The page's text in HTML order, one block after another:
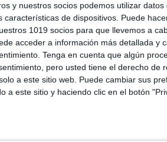
y nuestros socios podemos utilizar datos
de dispositivos. Puede
1019 socios para que llevemos a
acceder a información más detallada y
Tenga en cuenta que algún
pero usted tiene el derecho de
a este sitio web. Puede cambiar sus
a este sitio y haciendo clic en el botón
y la capacidad para
Clásica
,educación secundaria,
competencial, evaluación
griego, obligatoria
palabras de
vocabulario científico